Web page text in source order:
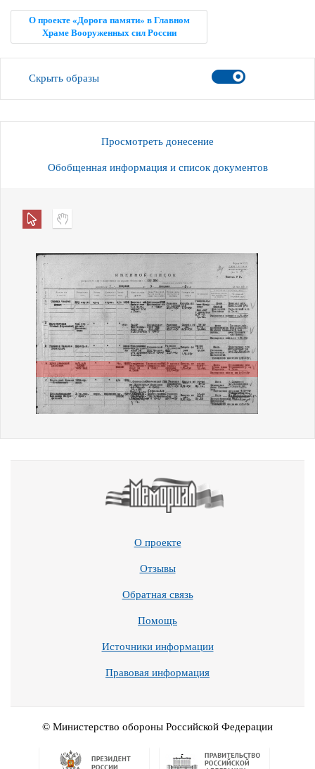
О проекте «Дорога памяти» в Главном
Храме Вооруженных сил России
Скрыть образы
Просмотреть донесение
Обобщенная информация и список документов
О проекте
Отзывы
Обратная связь
Помощь
Источники информации
Правовая информация
© Министерство обороны Российской Федерации